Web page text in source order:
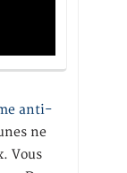
anti-
ne
Vous